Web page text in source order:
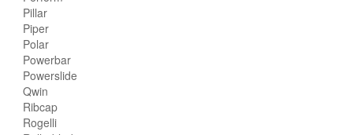
Pillar
Piper
Polar
Powerbar
Powerslide
Qwin
Ribcap
Rogelli